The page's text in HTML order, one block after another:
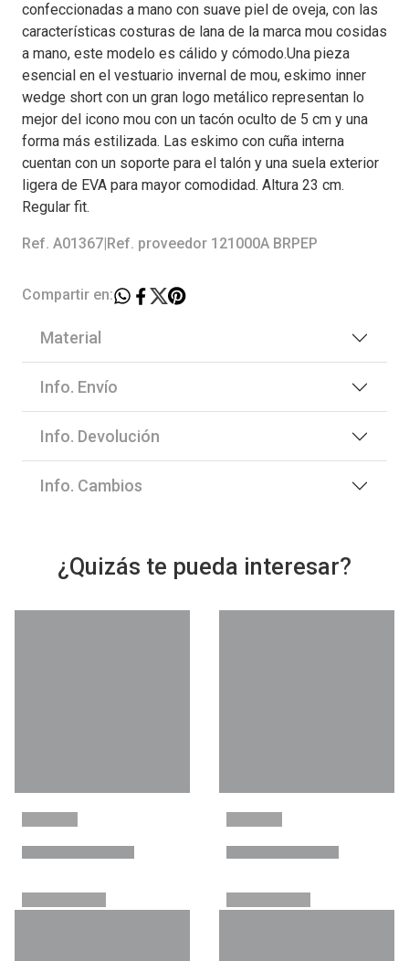
confeccionadas a mano con suave piel de oveja, con las
características costuras de lana de la marca mou cosidas
a mano, este modelo es cálido y cómodo.Una pieza
esencial en el vestuario invernal de mou, eskimo inner
wedge short con un gran logo metálico representan lo
mejor del icono mou con un tacón oculto de 5 cm y una
forma más estilizada. Las eskimo con cuña interna
cuentan con un soporte para el talón y una suela exterior
ligera de EVA para mayor comodidad. Altura 23 cm.
Regular fit.
Ref. A01367 Ref. proveedor 121000A BRPEP
Compartir en:
Material
Info. Envío
Info. Devolución
Info. Cambios
¿Quizás te pueda interesar?